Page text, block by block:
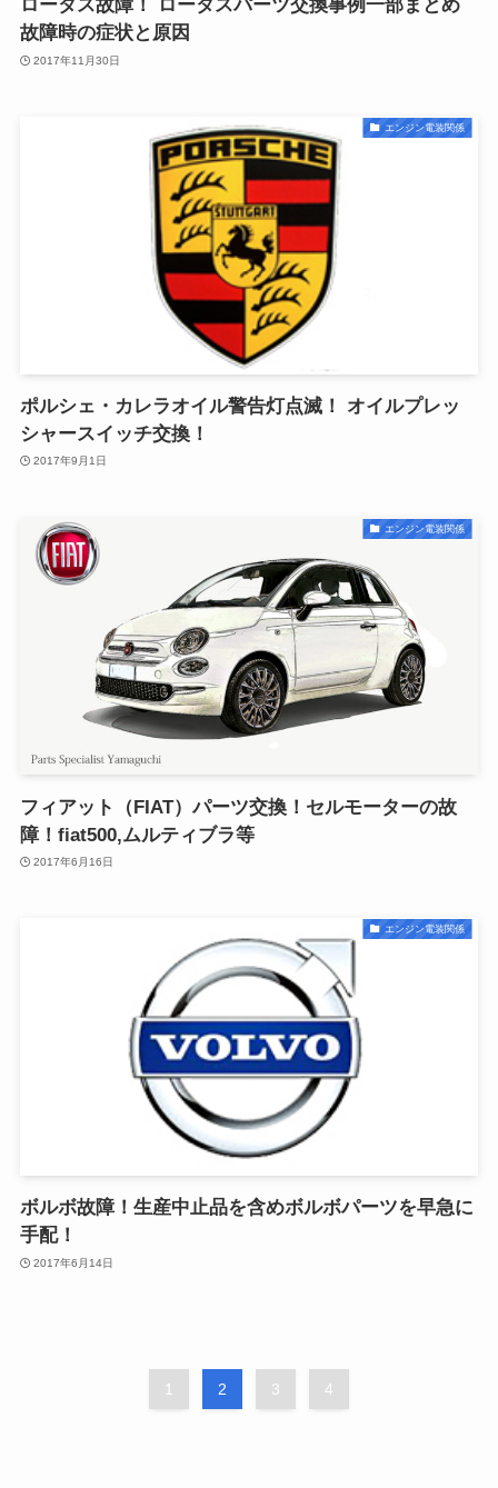
ロータス故障！ ロータスパーツ交換事例一部まとめ
故障時の症状と原因
2017年11月30日
エンジン電装関係
ポルシェ・カレラオイル警告灯点滅！ オイルプレッ
シャースイッチ交換！
2017年9月1日
エンジン電装関係
フィアット（FIAT）パーツ交換！セルモーターの故
障！fiat500,ムルティブラ等
2017年6月16日
エンジン電装関係
ボルボ故障！生産中止品を含めボルボパーツを早急に
手配！
2017年6月14日
1 2 3 4